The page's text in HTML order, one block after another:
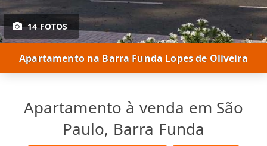
14 FOTOS
Apartamento na Barra Funda Lopes de Oliveira
Apartamento à venda em São
Paulo, Barra Funda